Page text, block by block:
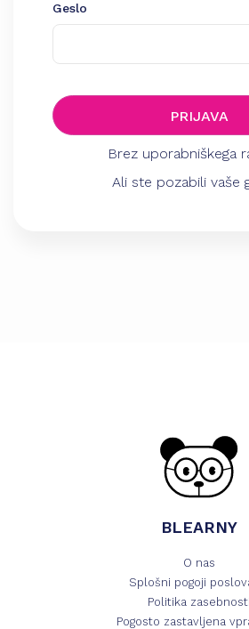
Geslo
PRIJAVA
Brez uporabniškega
Ali ste pozabili vaše
BLEARNY
O nas
Splošni pogoji
Politika zasebnosti
Pogosto zastavljena